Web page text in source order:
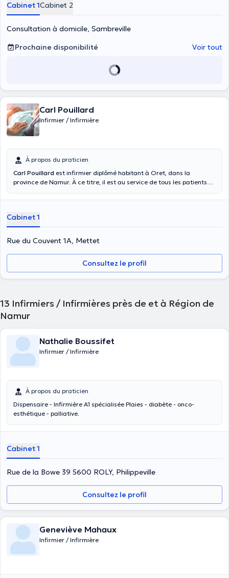
Cabinet 1Cabinet 2
Consultation à domicile, Sambreville
Prochaine disponibilité
Voir tout
Carl Pouillard
Infirmier / Infirmière
À propos du praticien
Carl Pouillard est infirmier diplômé habitant à Oret, dans la
province de Namur. À ce titre, il est au service de tous les patients
principalement dans les communes suivantes : Commune de Mettet
voisines), Commune de Gerpinnes (+ communes voisines), Commune
de Fraire. Il se déplace en effet chez vous pour prodiguer avec
professionnalisme toute la gamme de soins dont vous avez besoin.
Un infirmier à domicile est bien plus qu’un simple soignant ; c’est un
accompagnateur quotidien qui connaît les douleurs et les
désagréments de ses patients et qui les soutient tout en aidant à
leur guérison ou à leur mieux-être.
Cabinet 1
Rue du Couvent 1A, Mettet
Consultez le profil
13 Infirmiers / Infirmières près de et à Région de
Namur
Nathalie Boussifet
Infirmier / Infirmière
À propos du praticien
Dispensaire - Infirmière A1 spécialisée Plaies - diabète - onco-
esthétique - palliative.
Cabinet 1
Rue de la Bowe 39 5600 ROLY, Philippeville
Consultez le profil
Geneviève Mahaux
Infirmier / Infirmière